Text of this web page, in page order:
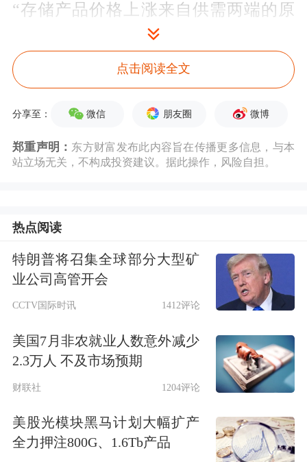
“存储产品价格上涨来自供需两端的原
因，超预期的部分主要来自需求端。在
AI（
）浪潮下，全球存储市场
需求旺盛，尤其是国内AI产业蓬勃发
展，不少企业加大了在AI服务器等方面
的布局力度，加之新的AI端应用层出不
了良机。”深圳佰维存储科技股份有限
公司（以下简称“佰维存储
”）战略部负
责人肖博天向《证券日报》记者表示。
对于当下存储市场供需情况，海通证券
电子行业首席分析师张晓飞在接受《证
券日报》记者采访时表示：“供给端，
NAND Flash原厂自今年初起实施了严
格的减产，为产品价格反弹铺垫了基
点击阅读全文
分享至： 微信 朋友圈 微博
郑重声明： 东方财富发布此内容旨在传播更多信息，与本
站立场无关，不构成投资建议。据此操作，风险自担。
热点阅读
特朗普将召集全球部分大型矿
业公司高管开会
CCTV国际时讯 1412评论
美国7月非农就业人数意外减少
2.3万人 不及市场预期
财联社 1204评论
美股光模块黑马计划大幅扩产
全力押注800G、1.6Tb产品